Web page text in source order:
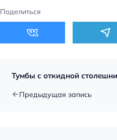
Поделиться
Тумбы с откидной
Предыдущая запись